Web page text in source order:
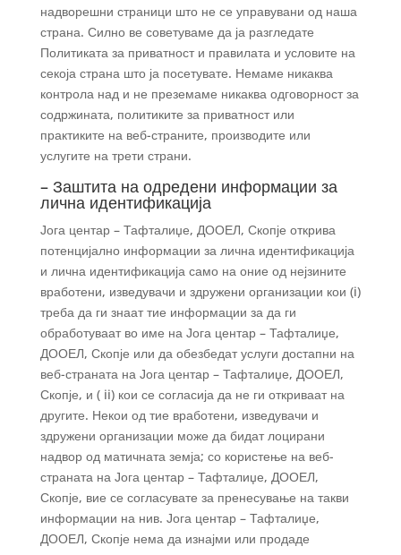
надворешни страници што не се управувани од наша
страна. Силно ве советуваме да ја разгледате
Политиката за приватност и правилата и условите на
секоја страна што ја посетувате. Немаме никаква
контрола над и не преземаме никаква одговорност за
содржината, политиките за приватност или
практиките на веб-страните, производите или
услугите на трети страни.
– Заштита на одредени информации за
лична идентификација
Јога центар – Тафталиџе, ДООЕЛ, Скопје открива
потенцијално информации за лична идентификација
и лична идентификација само на оние од нејзините
вработени, изведувачи и здружени организации кои (i)
треба да ги знаат тие информации за да ги
обработуваат во име на Јога центар – Тафталиџе,
ДООЕЛ, Скопје или да обезбедат услуги достапни на
веб-страната на Јога центар – Тафталиџе, ДООЕЛ,
Скопје, и ( ii) кои се согласија да не ги откриваат на
другите. Некои од тие вработени, изведувачи и
здружени организации може да бидат лоцирани
надвор од матичната земја; со користење на веб-
страната на Јога центар – Тафталиџе, ДООЕЛ,
Скопје, вие се согласувате за пренесување на такви
информации на нив. Јога центар – Тафталиџе,
ДООЕЛ, Скопје нема да изнајми или продаде